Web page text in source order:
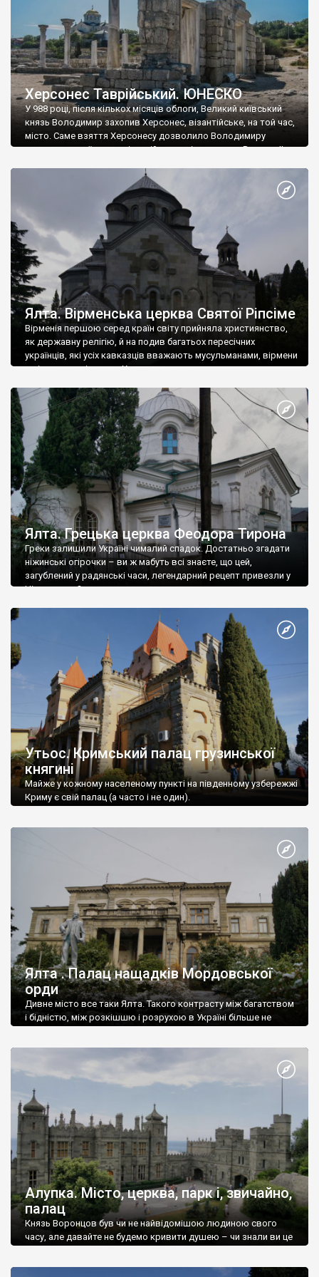
Херсонес Таврійський. ЮНЕСКО
У 988 році, після кількох місяців облоги, Великий київський
князь Володимир захопив Херсонес, візантійське, на той час,
місто. Саме взяття Херсонесу дозволило Володимиру
диктувати свої умови візантійському імператору Василю ІІ, та
Херсонесі Володимир-язичник, став Василем-християнином.
А потім було Хрещення Русі. На честь Херсонесу Таврійського
Ялта. Вірменська церква Святої Ріпсіме
Вірменія першою серед країн світу прийняла християнство,
як державну релігію, й на подив багатьох пересічних
українців, які усіх кавказців вважають мусульманами, вірмени
є відданими вірянами Христа
Ялта. Грецька церква Феодора Тирона
Греки залишили Україні чималий спадок. Достатньо згадати
ніжинські огірочки – ви ж мабуть всі знаєте, що цей,
загублений у радянські часи, легендарний рецепт привезли у
Ніжин греки?
Утьос. Кримський палац грузинської
княгині
Майже у кожному населеному пункті на південному узбережжі
Криму є свій палац (а часто і не один).
Ялта . Палац нащадків Мордовської
орди
Дивне місто все таки Ялта. Такого контрасту між багатством
і бідністю, між розкішшю і розрухою в Україні більше не
Алупка. Місто, церква, парк і, звичайно,
палац
Князь Воронцов був чи не найвідомішою людиною свого
часу, але давайте не будемо кривити душею – чи знали ви це